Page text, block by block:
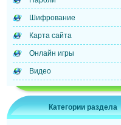
Шифрование
Карта сайта
Онлайн игры
Видео
Категории раздела